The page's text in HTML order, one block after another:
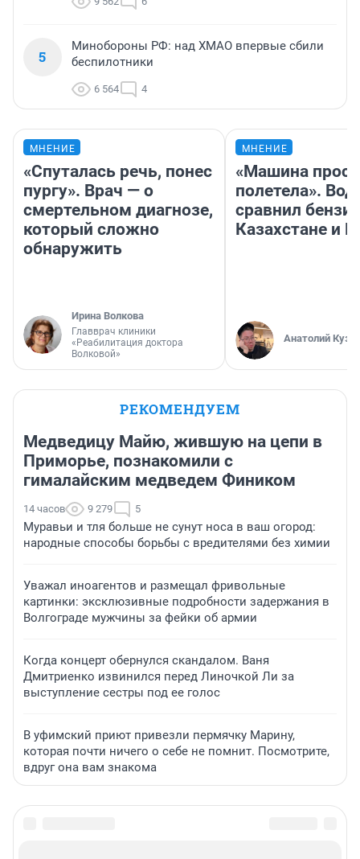
5
Минобороны РФ: над ХМАО впервые сбили
беспилотники
6 564 4
МНЕНИЕ
«Спуталась речь, понес
пургу». Врач — о
смертельном диагнозе,
который сложно
обнаружить
Ирина Волкова
Главврач клиники
«Реабилитация доктора
Волковой»
МНЕНИЕ
«Машина
полетела».
сравнил
Казахстане и
Анатолий
РЕКОМЕНДУЕМ
Медведицу Майю, жившую на цепи в
Приморье, познакомили с
гималайским медведем Фиником
14 часов 9 279 5
Муравьи и тля больше не сунут носа в ваш огород:
народные способы борьбы с вредителями без химии
Уважал иноагентов и размещал фривольные
картинки: эксклюзивные подробности задержания в
Волгограде мужчины за фейки об армии
Когда концерт обернулся скандалом. Ваня
Дмитриенко извинился перед Линочкой Ли за
выступление сестры под ее голос
В уфимский приют привезли пермячку Марину,
которая почти ничего о себе не помнит. Посмотрите,
вдруг она вам знакома